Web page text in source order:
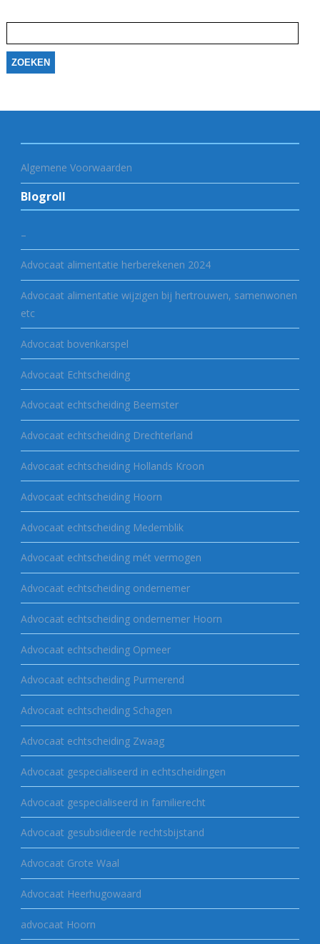
naar:
Algemene Voorwaarden
Blogroll
–
Advocaat alimentatie herberekenen 2024
Advocaat alimentatie wijzigen bij hertrouwen, samenwonen
etc
Advocaat bovenkarspel
Advocaat Echtscheiding
Advocaat echtscheiding Beemster
Advocaat echtscheiding Drechterland
Advocaat echtscheiding Hollands Kroon
Advocaat echtscheiding Hoorn
Advocaat echtscheiding Medemblik
Advocaat echtscheiding mét vermogen
Advocaat echtscheiding ondernemer
Advocaat echtscheiding ondernemer Hoorn
Advocaat echtscheiding Opmeer
Advocaat echtscheiding Purmerend
Advocaat echtscheiding Schagen
Advocaat echtscheiding Zwaag
Advocaat gespecialiseerd in echtscheidingen
Advocaat gespecialiseerd in familierecht
Advocaat gesubsidieerde rechtsbijstand
Advocaat Grote Waal
Advocaat Heerhugowaard
advocaat Hoorn